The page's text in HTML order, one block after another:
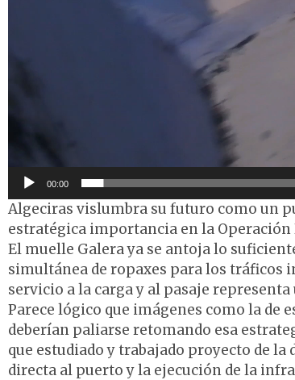
00:00
Algeciras vislumbra su futuro como un
estratégica importancia en la Operación
El muelle Galera ya se antoja lo
simultánea de ropaxes para los tráficos
servicio a la carga y al pasaje
Parece lógico que imágenes como la de
deberían paliarse retomando esa
que estudiado y trabajado proyecto de
directa al puerto y la ejecución de la